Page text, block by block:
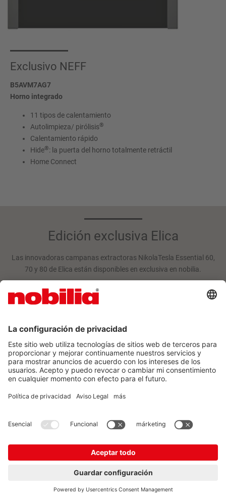
Exclusivo NEFF
B5AVM7AG7
Horno integrado
11 tipos de calentamiento
Autolimpieza/ pirólisis®
Calentamiento rápido
Hide®: la puerta del horno totalmente retráctil
Home Connect
Edición exclusiva Elica
Las innovadoras campanas extractoras NikolaTesla Essential 60,
70 y 80 de Elica están disponibles en exclusiva en nobilia.